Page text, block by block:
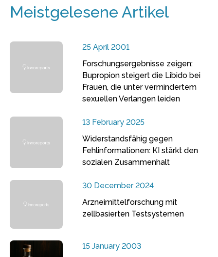
Meistgelesene Artikel
25 April 2001
Forschungsergebnisse zeigen:
Bupropion steigert die Libido bei
Frauen, die unter vermindertem
sexuellen Verlangen leiden
13 February 2025
Widerstandsfähig gegen
Fehlinformationen: KI stärkt den
sozialen Zusammenhalt
30 December 2024
Arzneimittelforschung mit
zellbasierten Testsystemen
15 January 2003